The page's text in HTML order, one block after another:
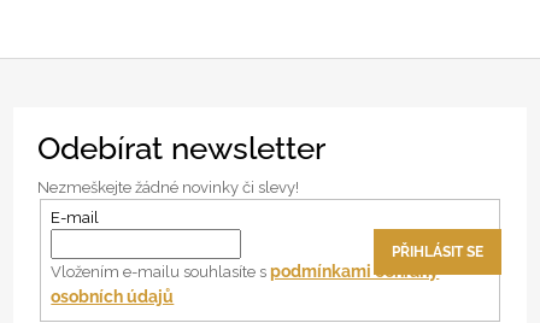
Odebírat newsletter
Nezmeškejte žádné novinky či slevy!
E-mail
Vložením e-mailu souhlasíte spodmínkami ochrany
osobních údajů
PŘIHLÁSIT SE